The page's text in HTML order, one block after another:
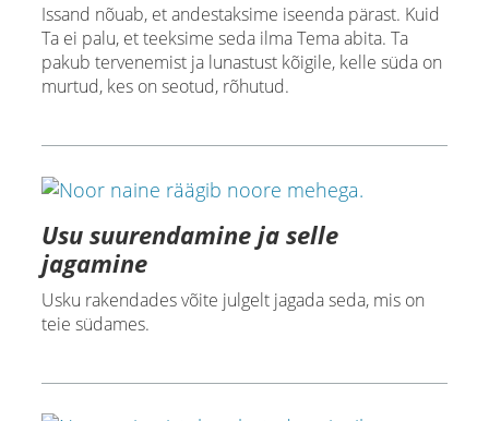
Issand nõuab, et andestaksime iseenda pärast. Kuid
Ta ei palu, et teeksime seda ilma Tema abita. Ta
pakub tervenemist ja lunastust kõigile, kelle süda on
murtud, kes on seotud, rõhutud.
Usu suurendamine ja selle
jagamine
Usku rakendades võite julgelt jagada seda, mis on
teie südames.